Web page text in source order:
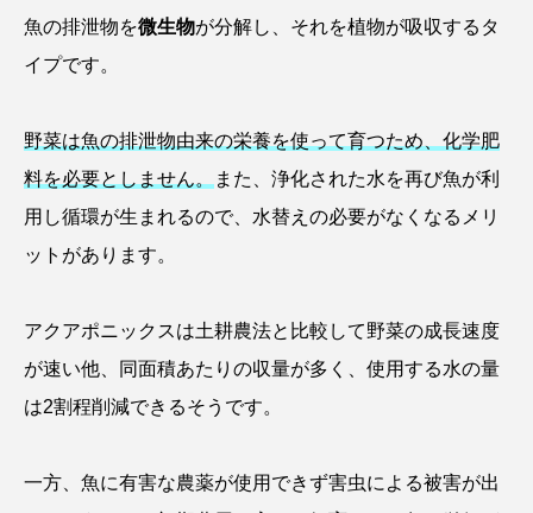
カブトエビ カブトクラゲ カミクラゲ
カワバタモロコ カワムツ ガラ・ルファ
キジハタ キス キチヌ キヌバリ
キビナゴ
ギギ ギンザケ ギンザメ クエ
クサガメ クジラ クニマス クマノミ
クロスジギンポ クロソイ クロダイ
魚の排泄物を微生物が分解し、それを植物が吸収するタ
イプです。
野菜は魚の排泄物由来の栄養を使って育つため、化学肥
料を必要としません。
また、浄化された水を再び魚が利
用し循環が生まれるので、水替えの必要がなくなるメリ
ットがあります。
アクアポニックスは土耕農法と比較して野菜の成長速度
が速い他、同面積あたりの収量が多く、使用する水の量
は2割程削減できるそうです。
一方、魚に有害な農薬が使用できず害虫による被害が出